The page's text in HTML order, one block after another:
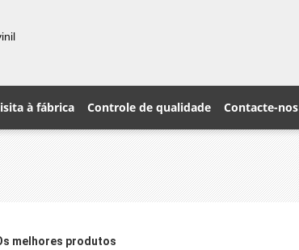
à fábrica Controle de qualidade Contacte-nos
melhores produtos